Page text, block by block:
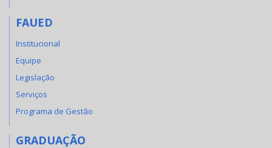
FAUED
Institucional
Equipe
Legislação
Serviços
Programa de Gestão
GRADUAÇÃO